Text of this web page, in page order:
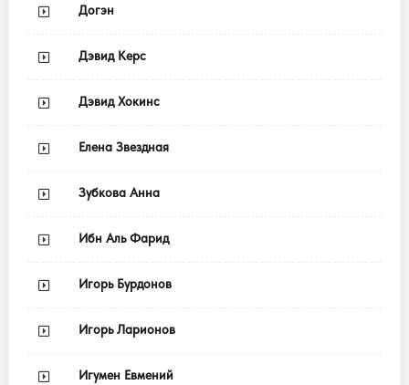
Догэн
Дэвид Керс
Дэвид Хокинс
Елена Звездная
Зубкова Анна
Ибн Аль Фарид
Игорь Бурдонов
Игорь Ларионов
Игумен Евмений